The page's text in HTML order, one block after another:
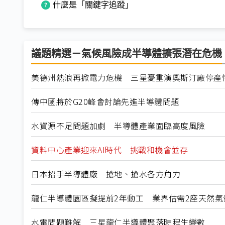
什麼是「關鍵字追蹤」
議題精選－氣候風險成半導體擴張潛在危機
美德州熱浪再掀電力危機 三星憂重演奧斯汀廠停產
傳中國將於G20峰會討論先進半導體問題
水資源不足問題加劇 半導體產業面臨高度風險
資料中心產業迎來AI時代 挑戰和機會並存
日本招手半導體廠 搶地、搶水各方角力
龍仁半導體園區擬提前2年動工 業界估需2座天然氣
水電問題難解 三星龍仁半導體聚落時程生變數